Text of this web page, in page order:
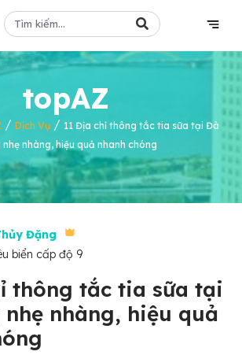
topAZ
/ Dịch Vụ / 11 Địa chỉ thông tắc tia sữa tại Đà
nhẹ nhàng, hiệu quả nhanh chóng
Đặng
biển cấp độ 9
thông tắc tia sữa tại
nhàng, hiệu quả